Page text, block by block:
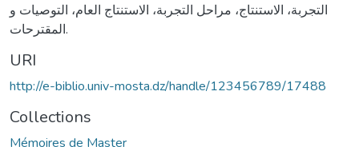
التجربة، الاستنتاج، مراحل التجربة، الاستنتاج العام، التوصيات و
المقترحات.
URI
http://e-biblio.univ-mosta.dz/handle/123456789/17488
Collections
Mémoires de Master